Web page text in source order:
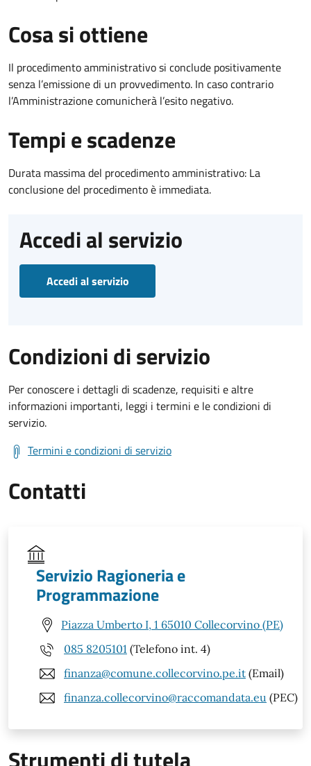
Cosa si ottiene
Il procedimento amministrativo si conclude positivamente
senza l’emissione di un provvedimento. In caso contrario
l’Amministrazione comunicherà l’esito negativo.
Tempi e scadenze
Durata massima del procedimento amministrativo: La
conclusione del procedimento è immediata.
Accedi al servizio
Accedi al servizio
Condizioni di servizio
Per conoscere i dettagli di scadenze, requisiti e altre
informazioni importanti, leggi i termini e le condizioni di
servizio.
Termini e condizioni di servizio
Contatti
Servizio Ragioneria e
Programmazione
Piazza Umberto I, 1 65010 Collecorvino (PE)
085 8205101 (Telefono int. 4)
finanza@comune.collecorvino.pe.it (Email)
finanza.collecorvino@raccomandata.eu (PEC)